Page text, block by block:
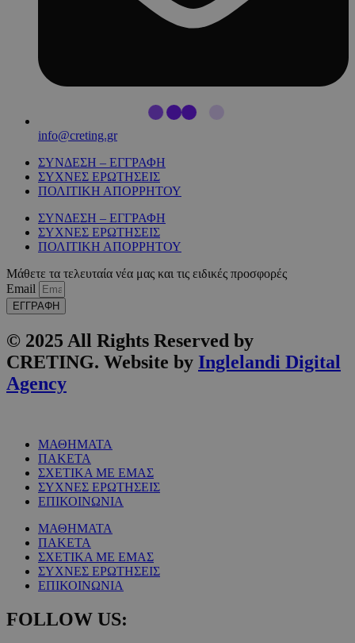
info@creting.gr
ΣΥΝΔΕΣΗ – ΕΓΓΡΑΦΗ
ΣΥΧΝΕΣ ΕΡΩΤΗΣΕΙΣ
ΠΟΛΙΤΙΚΗ ΑΠΟΡΡΗΤΟΥ
ΣΥΝΔΕΣΗ – ΕΓΓΡΑΦΗ
ΣΥΧΝΕΣ ΕΡΩΤΗΣΕΙΣ
ΠΟΛΙΤΙΚΗ ΑΠΟΡΡΗΤΟΥ
Μάθετε τα τελευταία νέα μας και τις ειδικές προσφορές
Email
ΕΓΓΡΑΦΗ
© 2025 All Rights Reserved by
CRETING. Website by Inglelandi Digital
Agency
ΜΑΘΗΜΑΤΑ
ΠΑΚΕΤΑ
ΣΧΕΤΙΚΑ ΜΕ ΕΜΑΣ
ΣΥΧΝΕΣ ΕΡΩΤΗΣΕΙΣ
ΕΠΙΚΟΙΝΩΝΙΑ
ΜΑΘΗΜΑΤΑ
ΠΑΚΕΤΑ
ΣΧΕΤΙΚΑ ΜΕ ΕΜΑΣ
ΣΥΧΝΕΣ ΕΡΩΤΗΣΕΙΣ
ΕΠΙΚΟΙΝΩΝΙΑ
FOLLOW US: